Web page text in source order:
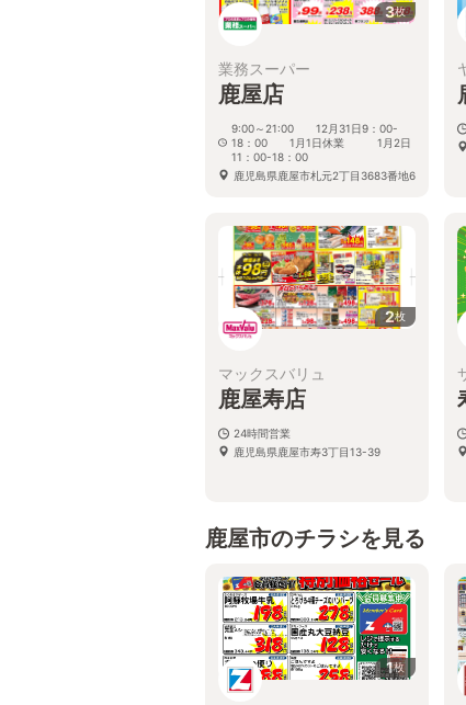
3枚
業務スーパー
鹿屋店
9:00～21:00 12月31日9：00-
18：00 1月1日休業 1月2日
11：00-18：00
鹿児島県鹿屋市札元2丁目3683番地6
2枚
マックスバリュ
鹿屋寿店
24時間営業
鹿児島県鹿屋市寿3丁目13-39
鹿屋市のチラシを見る
1枚